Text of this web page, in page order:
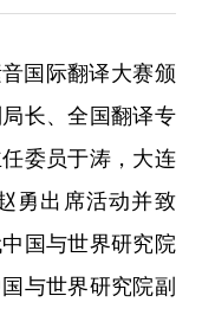
国际翻译大赛颁
长、全国翻译专
委员于涛，大连
勇出席活动并致
国与世界研究院
与世界研究院副